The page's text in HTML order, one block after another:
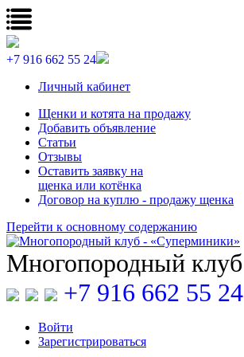
+7 916 662 55 24
Личный кабинет
Щенки и котята на продажу
Добавить объявление
Статьи
Отзывы
Оставить заявку на
щенка или котёнка
Договор на куплю - продажу щенка
Перейти к основному содержанию
Многопородный
+7 916 662 55 24
Войти
Зарегистрироваться